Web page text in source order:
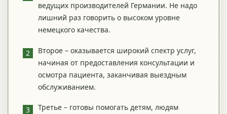
ведущих производителей Германии. Не надо
лишний раз говорить о высоком уровне
немецкого качества.
Второе – оказывается широкий спектр услуг,
начиная от предоставления консультации и
осмотра пациента, заканчивая выездным
обслуживанием.
Третье – готовы помогать детям, людям